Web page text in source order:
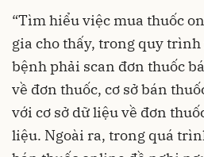
“Tìm hiểu việc mua thuốc
gia cho thấy, trong quy
bệnh phải scan đơn thuốc
về đơn thuốc, cơ sở bán
với cơ sở dữ liệu về đơn
liệu. Ngoài ra, trong quá